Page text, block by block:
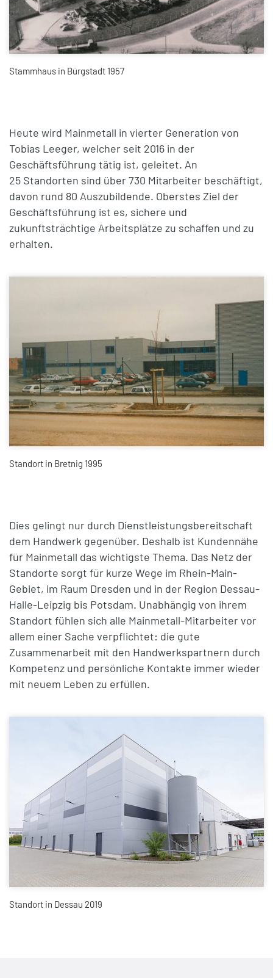
Stammhaus in Bürgstadt 1957
Heute wird Mainmetall in vierter Generation von
Tobias Leeger, welcher seit 2016 in der
Geschäftsführung tätig ist, geleitet. An
25 Standorten sind über 730 Mitarbeiter beschäftigt,
davon rund 80 Auszubildende. Oberstes Ziel der
Geschäftsführung ist es, sichere und
zukunftsträchtige Arbeitsplätze zu schaffen und zu
erhalten.
Standort in Bretnig 1995
Standort in Dessau 2019
Dies gelingt nur durch Dienstleistungsbereitschaft
dem Handwerk gegenüber. Deshalb ist Kundennähe
für Mainmetall das wichtigste Thema. Das Netz der
Standorte sorgt für kurze Wege im Rhein-Main-
Gebiet, im Raum Dresden und in der Region Dessau-
Halle-Leipzig bis Potsdam. Unabhängig von ihrem
Standort fühlen sich alle Mainmetall-Mitarbeiter vor
allem einer Sache verpflichtet: die gute
Zusammenarbeit mit den Handwerkspartnern durch
Kompetenz und persönliche Kontakte immer wieder
mit neuem Leben zu erfüllen.